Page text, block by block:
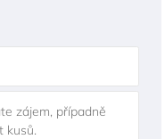
zájem, případně
kusů.